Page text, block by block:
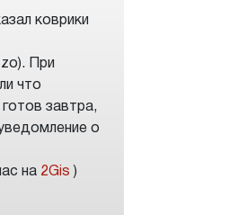
коврики
При
что
завтра,
о
на 2Gis )